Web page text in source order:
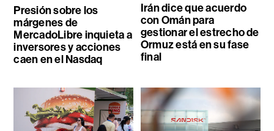
Presión sobre los
márgenes de
MercadoLibre inquieta a
inversores y acciones
caen en el Nasdaq
Irán dice que acuerdo
con Omán para
gestionar el estrecho de
Ormuz está en su fase
final